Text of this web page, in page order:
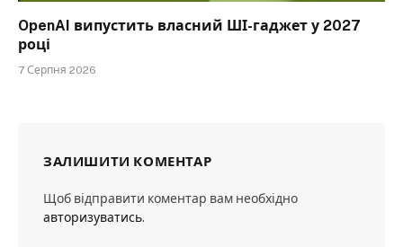
OpenAI випустить власний ШІ-гаджет у 2027
році
7 Серпня 2026
ЗАЛИШИТИ КОМЕНТАР
Щоб відправити коментар вам необхідно
авторизуватись.